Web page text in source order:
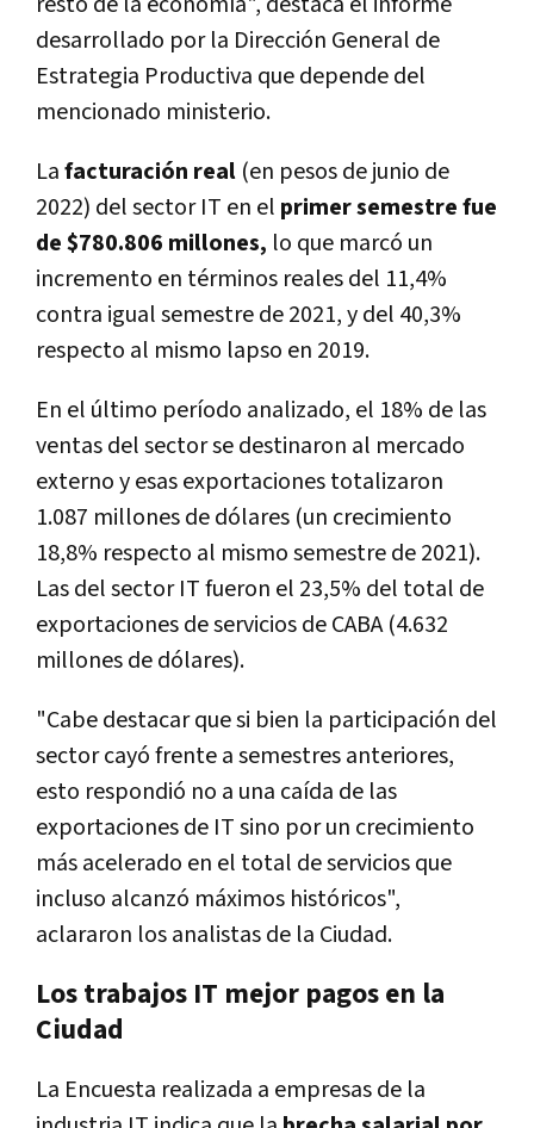
desarrollado por la Dirección General de
Estrategia Productiva que depende del
mencionado ministerio.
Lafacturación real (en pesos de junio de
2022) del sector IT en el primer semestre fue
de $780.806 millones, lo que marcó un
incremento en términos reales del 11,4%
contra igual semestre de 2021, y del 40,3%
respecto al mismo lapso en 2019.
En el último período analizado, el 18% de las
ventas del sector se destinaron al mercado
externo y esas exportaciones totalizaron
1.087 millones de dólares (un crecimiento
18,8% respecto al mismo semestre de 2021).
Las del sector IT fueron el 23,5% del total de
exportaciones de servicios de CABA (4.632
millones de dólares).
"Cabe destacar que si bien la participación del
sector cayó frente a semestres anteriores,
esto respondió no a una caída de las
exportaciones de IT sino por un crecimiento
más acelerado en el total de servicios que
incluso alcanzó máximos históricos",
aclararon los analistas de la Ciudad.
Los trabajos IT mejor pagos en la
Ciudad
La Encuesta realizada a empresas de la